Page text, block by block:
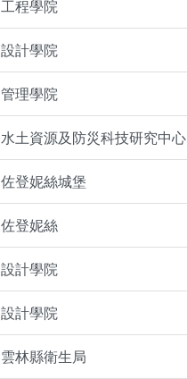
工程學院
設計學院
管理學院
水土資源及防災科技研究中心
佐登妮絲城堡
佐登妮絲
設計學院
設計學院
雲林縣衛生局